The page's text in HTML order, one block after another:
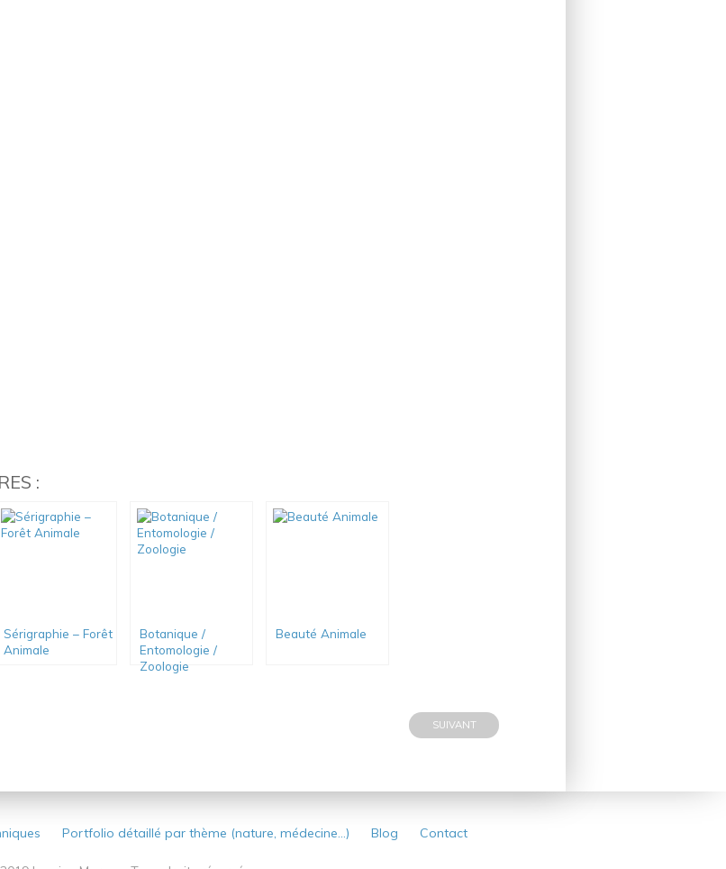
:
Sérigraphie – Forêt
Animale
Botanique /
Entomologie /
Zoologie
Beauté Animale
SUIVANT
Portfolio détaillé par thème (nature, médecine…) Blog Contact